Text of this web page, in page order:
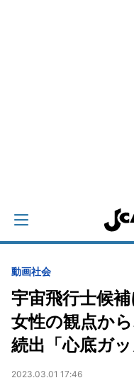
動画社会
宇宙飛行士候
女性の観点か
続出「心底ガッ
2023.03.01 17:46